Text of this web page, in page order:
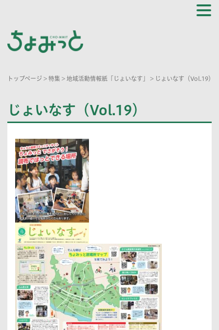
トップページ > 特集 > 地域活動情報紙「じょいなす」 > じょいなす（Vol.19）
じょいなす（Vol.19）